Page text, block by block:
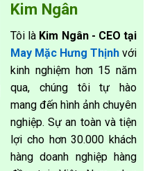
Kim Ngân
Tôi là Kim Ngân - CEO tại
May Mặc Hưng Thịnh với
kinh nghiệm hơn 15 năm
qua, chúng tôi tự hào
mang đến hình ảnh chuyên
nghiệp. Sự an toàn và tiện
lợi cho hơn 30.000 khách
hàng doanh nghiệp hàng